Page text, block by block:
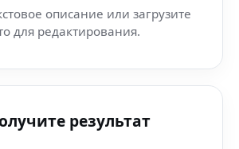
описание или загрузите
для редактирования.
результат